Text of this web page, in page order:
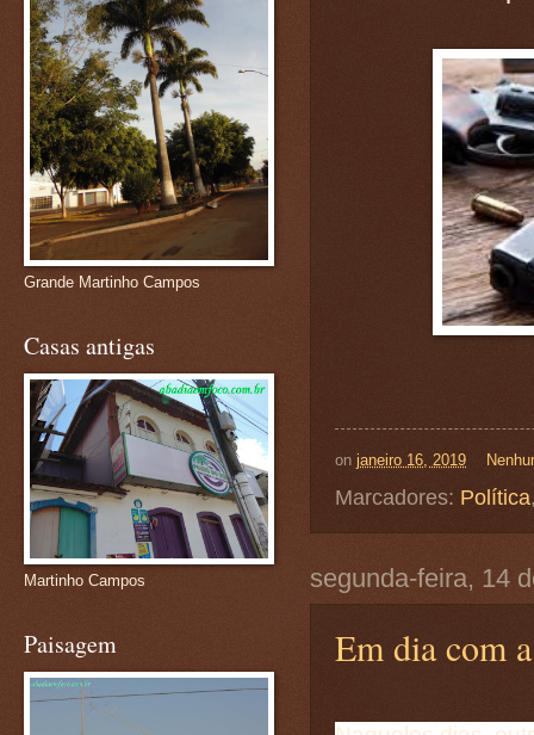
on janeiro 16, 2019
Marcadores: Política
segunda-feira, 14
Em dia com
Grande Martinho Campos
Casas antigas
Martinho Campos
Paisagem